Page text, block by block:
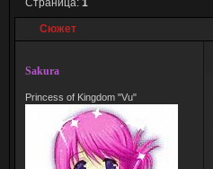
Сюжет
Страница:1
Sakura
Princess of Kingdom "Vu"